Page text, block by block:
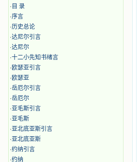
· 目 录
·序言
·历史总论
·达尼尔引言
·达尼尔
·十二小先知书绪言
·欧瑟亚引言
·欧瑟亚
·岳厄尔引言
·岳厄尔
·亚毛斯引言
·亚毛斯
·亚北底亚斯引言
·亚北底亚斯
·约纳引言
·约纳